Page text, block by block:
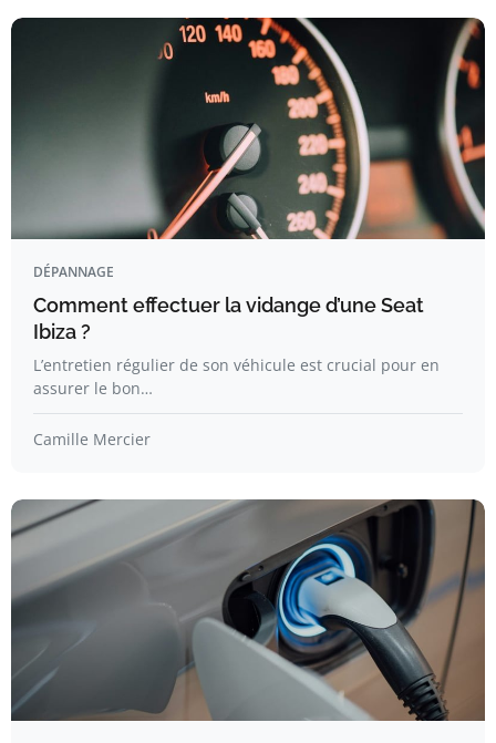
DÉPANNAGE
Comment effectuer la vidange d’une Seat
Ibiza ?
L’entretien régulier de son véhicule est crucial pour en
assurer le bon…
Camille Mercier